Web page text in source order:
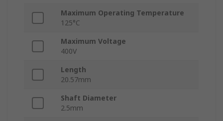
Maximum Operating Temperature
125°C
Maximum Voltage
400V
Length
20.57mm
Shaft Diameter
2.5mm